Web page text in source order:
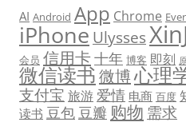
AI Android App Chrome
iPhoneUlysses
会员 信用卡十年 博客 即刻
微信读书微博心理
支付宝 旅游爱情 电商 百度
读书 豆包豆瓣 购物 需求